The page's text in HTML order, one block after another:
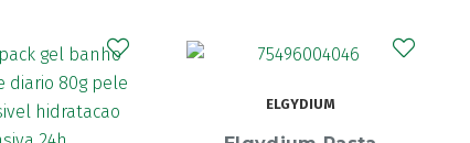
ELGYDIUM